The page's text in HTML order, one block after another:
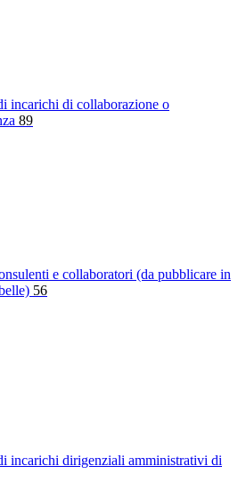
incarichi di collaborazione o
89
e collaboratori (da pubblicare in
56
incarichi dirigenziali amministrativi di